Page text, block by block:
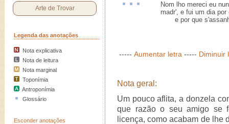
Arte de Trovar
Legenda das anotações
Nota explicativa
Nota de leitura
Nota marginal
Toponímia
Antroponímia
Glossário
Esconder anotações
Nom lho mereci eu
madr', e fui um dia por
e por que
----- Aumentar letra ----- Diminuir
Nota geral:
Um pouco aflita, a donzela
que razão o seu amigo se
licença, como acabam de lhe